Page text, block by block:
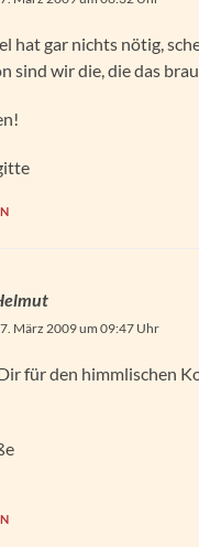
hat gar nichts nötig,
sind wir die, die das
März 2009 um 09:47 Uhr
für den himmlischen